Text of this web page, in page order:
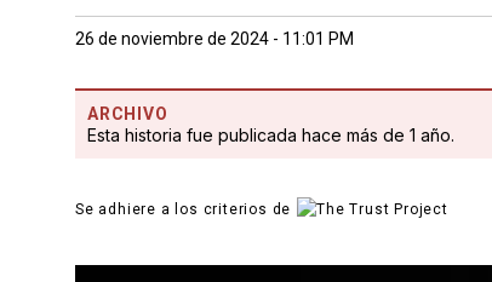
26 de noviembre de 2024 - 11:01 PM
ARCHIVO
Esta historia fue publicada hace más de 1 año.
Se adhiere a los criterios de